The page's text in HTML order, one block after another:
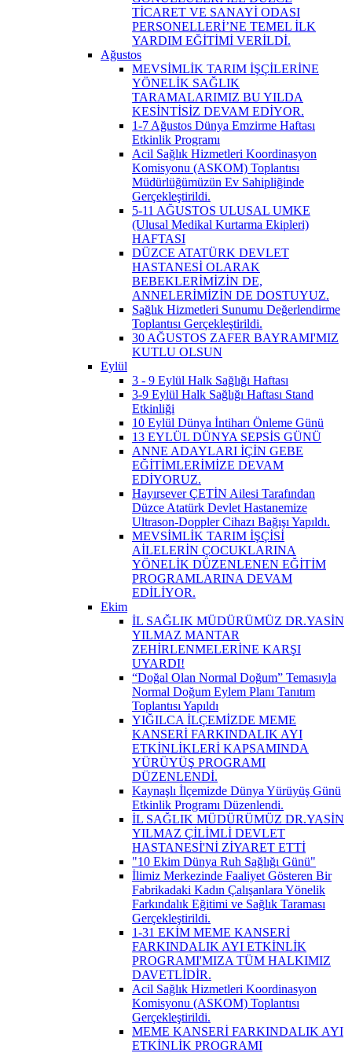
TİCARET VE SANAYİ ODASI
PERSONELLERİ’NE TEMEL İLK
YARDIM EĞİTİMİ VERİLDİ.
Ağustos
MEVSİMLİK TARIM İŞÇİLERİNE
YÖNELİK SAĞLIK
TARAMALARIMIZ BU YILDA
KESİNTİSİZ DEVAM EDİYOR.
1-7 Ağustos Dünya Emzirme Haftası
Etkinlik Programı
Acil Sağlık Hizmetleri Koordinasyon
Komisyonu (ASKOM) Toplantısı
Müdürlüğümüzün Ev Sahipliğinde
Gerçekleştirildi.
5-11 AĞUSTOS ULUSAL UMKE
(Ulusal Medikal Kurtarma Ekipleri)
HAFTASI
DÜZCE ATATÜRK DEVLET
HASTANESİ OLARAK
BEBEKLERİMİZİN DE,
ANNELERİMİZİN DE DOSTUYUZ.
Sağlık Hizmetleri Sunumu Değerlendirme
Toplantısı Gerçekleştirildi.
30 AĞUSTOS ZAFER BAYRAMI'MIZ
KUTLU OLSUN
Eylül
3 - 9 Eylül Halk Sağlığı Haftası
3-9 Eylül Halk Sağlığı Haftası Stand
Etkinliği
10 Eylül Dünya İntiharı Önleme Günü
13 EYLÜL DÜNYA SEPSİS GÜNÜ
ANNE ADAYLARI İÇİN GEBE
EĞİTİMLERİMİZE DEVAM
EDİYORUZ.
Hayırsever ÇETİN Ailesi Tarafından
Düzce Atatürk Devlet Hastanemize
Ultrason-Doppler Cihazı Bağışı Yapıldı.
MEVSİMLİK TARIM İŞÇİSİ
AİLELERİN ÇOCUKLARINA
YÖNELİK DÜZENLENEN EĞİTİM
PROGRAMLARINA DEVAM
EDİLİYOR.
Ekim
İL SAĞLIK MÜDÜRÜMÜZ DR.YASİN
YILMAZ MANTAR
ZEHİRLENMELERİNE KARŞI
UYARDI!
“Doğal Olan Normal Doğum” Temasıyla
Normal Doğum Eylem Planı Tanıtım
Toplantısı Yapıldı
YIĞILCA İLÇEMİZDE MEME
KANSERİ FARKINDALIK AYI
ETKİNLİKLERİ KAPSAMINDA
YÜRÜYÜŞ PROGRAMI
DÜZENLENDİ.
Kaynaşlı İlçemizde Dünya Yürüyüş Günü
Etkinlik Programı Düzenlendi.
İL SAĞLIK MÜDÜRÜMÜZ DR.YASİN
YILMAZ ÇİLİMLİ DEVLET
HASTANESİ'Nİ ZİYARET ETTİ
"10 Ekim Dünya Ruh Sağlığı Günü"
İlimiz Merkezinde Faaliyet Gösteren Bir
Fabrikadaki Kadın Çalışanlara Yönelik
Farkındalık Eğitimi ve Sağlık Taraması
Gerçekleştirildi.
1-31 EKİM MEME KANSERİ
FARKINDALIK AYI ETKİNLİK
PROGRAMI'MIZA TÜM HALKIMIZ
DAVETLİDİR.
Acil Sağlık Hizmetleri Koordinasyon
Komisyonu (ASKOM) Toplantısı
Gerçekleştirildi.
MEME KANSERİ FARKINDALIK AYI
ETKİNLİK PROGRAMI